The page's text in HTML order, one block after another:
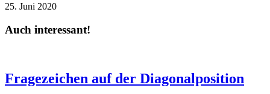
25. Juni 2020
Auch interessant!
Fragezeichen auf der Diagonalposition